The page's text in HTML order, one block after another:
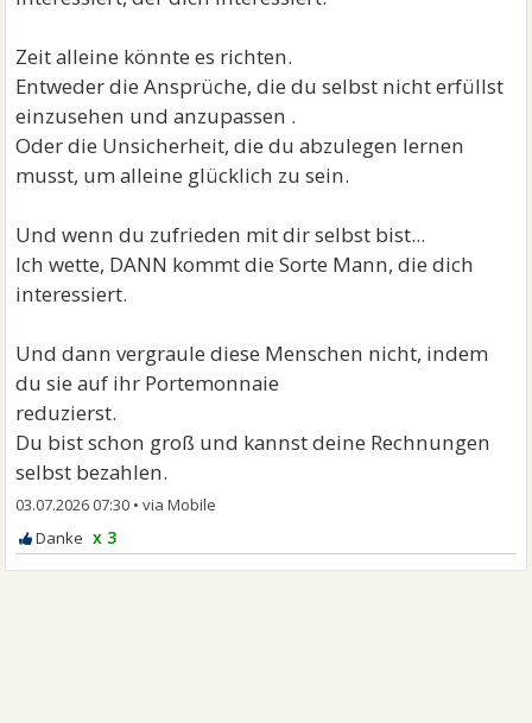
Zeit alleine könnte es richten.
Entweder die Ansprüche, die du selbst nicht erfüllst
einzusehen und anzupassen .
Oder die Unsicherheit, die du abzulegen lernen
musst, um alleine glücklich zu sein.
Und wenn du zufrieden mit dir selbst bist...
Ich wette, DANN kommt die Sorte Mann, die dich
interessiert.
Und dann vergraule diese Menschen nicht, indem
du sie auf ihr Portemonnaie
reduzierst.
Du bist schon groß und kannst deine Rechnungen
selbst bezahlen.
03.07.2026 07:30 •
x 3